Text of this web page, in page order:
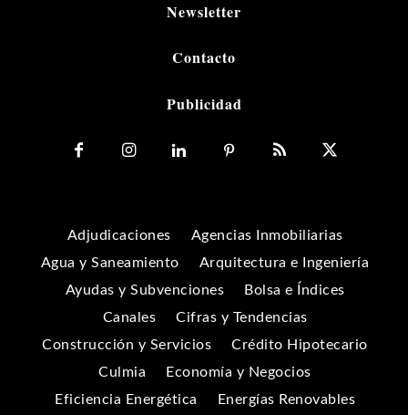
Newsletter
Contacto
Publicidad
Adjudicaciones
Agencias Inmobiliarias
Agua y Saneamiento
Arquitectura e Ingeniería
Ayudas y Subvenciones
Bolsa e Índices
Canales
Cifras y Tendencias
Construcción y Servicios
Crédito Hipotecario
Culmia
Economía y Negocios
Eficiencia Energética
Energías Renovables